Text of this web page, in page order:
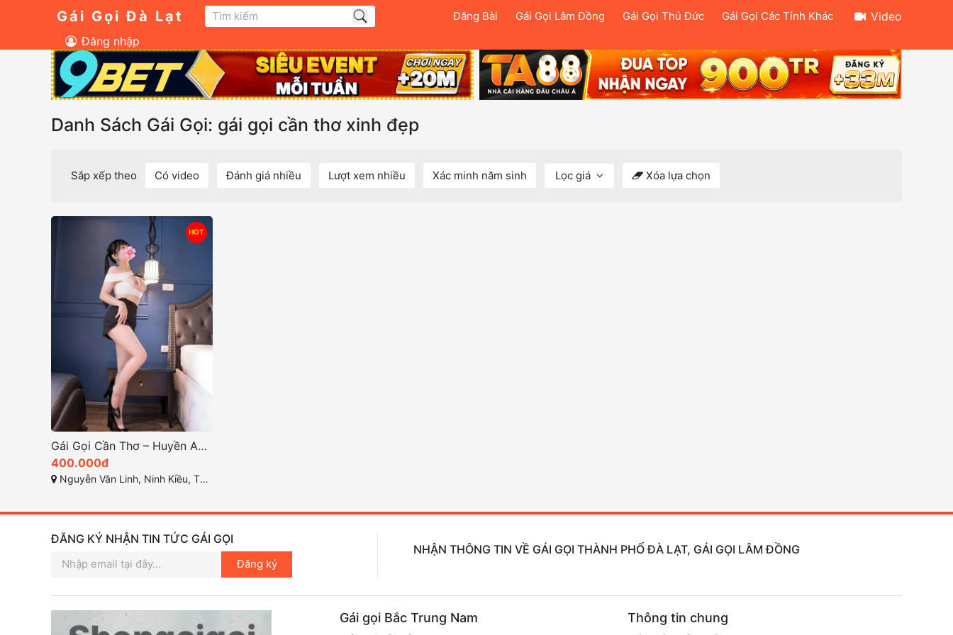
Gái Gọi Đà Lạt Đăng Bài Gái Gọi Lâm Đồng Gái Gọi Thủ Đức Gái Gọi Các Tỉnh Khác
Video
Đăng nhập
Danh Sách Gái Gọi: gái gọi cần thơ xinh đẹp
Sắp xếp theo Có video Đánh giá nhiều Lượt xem nhiều Xác minh năm sinh Lọc giá Xóa lựa chọn
HOT
Gái Gọi Cần Thơ – Huyền Anh 2k2: Face Xinh Bím Múp, Làm Tình Như Người Yêu
400.000đ
Nguyễn Văn Linh, Ninh Kiều, TP cần Thơ
ĐĂNG KÝ NHẬN TIN TỨC GÁI GỌI
Đăng ký
NHẬN THÔNG TIN VỀ GÁI GỌI THÀNH PHỐ ĐÀ LẠT, GÁI GỌI LÂM ĐỒNG
Gái gọi Bắc Trung Nam Thông tin chung